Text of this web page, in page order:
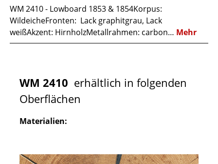
WM 2410 - Lowboard 1853 & 1854Korpus:
WildeicheFronten: Lack graphitgrau, Lack
weißAkzent: HirnholzMetallrahmen: carbon… Mehr
WM 2410 erhältlich in folgenden
Oberflächen
Materialien: